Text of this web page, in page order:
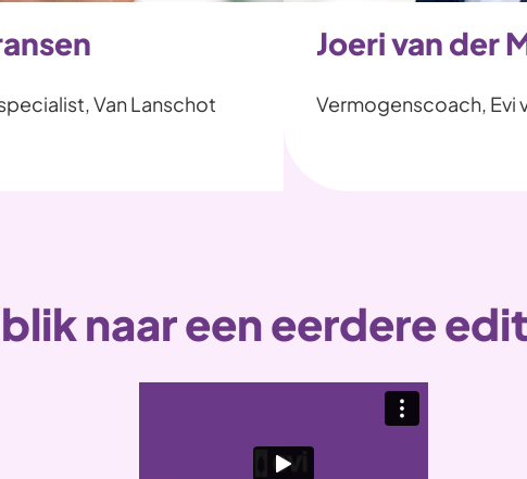
Van Lanschot
Joeri van der
Vermogenscoach, Evi
naar een eerdere